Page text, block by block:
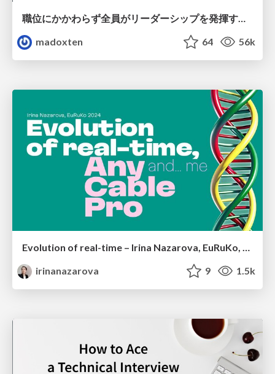
職位にかかわらず全員がリーダーシップを発揮するチーム作り / Building a team where everyone can demonstrate leadership regardless of position
madoxten
64 56k
irinanazarova
9 1.5k